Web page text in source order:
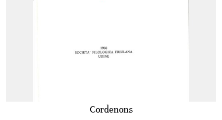
Cordenons